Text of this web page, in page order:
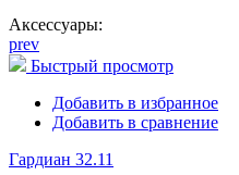
Аксессуары:
prev
Быстрый просмотр
Добавить в избранное
Добавить в сравнение
Гардиан 32.11